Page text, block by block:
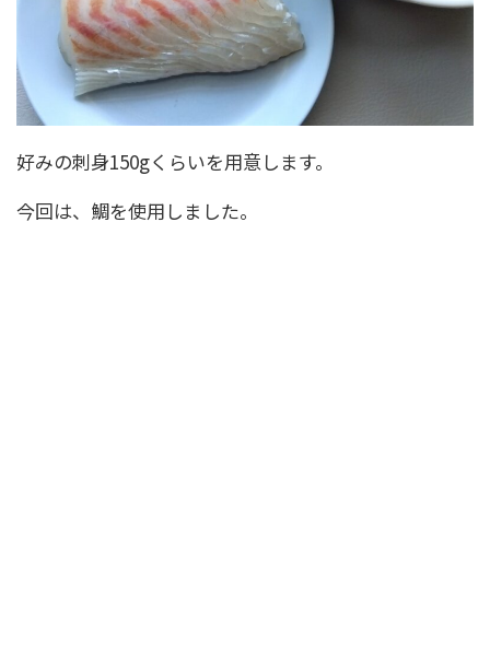
好みの刺身150gくらいを用意します。
今回は、鯛を使用しました。